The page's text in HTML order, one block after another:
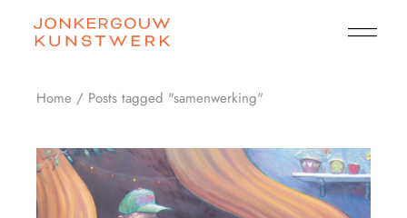
content
Home Posts tagged "samenwerking"